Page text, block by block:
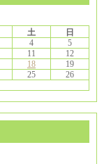
土
日
4
5
11
12
18
19
25
26